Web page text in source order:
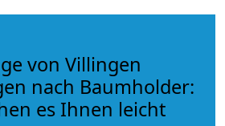
von Villingen
nach Baumholder:
es Ihnen leicht